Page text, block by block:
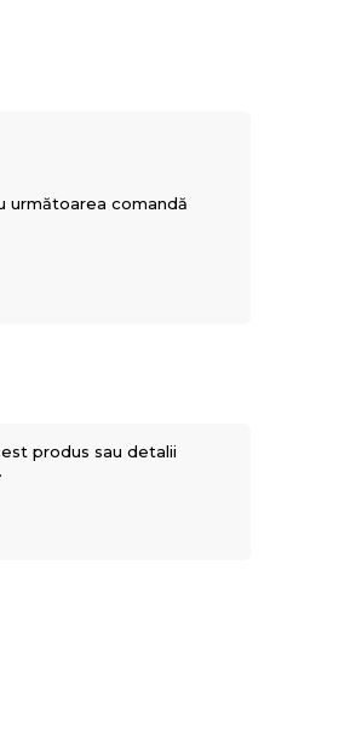
următoarea comandă
produs sau detalii